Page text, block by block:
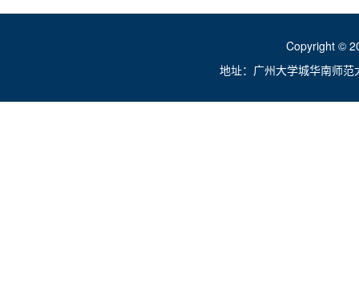
Copyright ©
地址：广州大学城华南